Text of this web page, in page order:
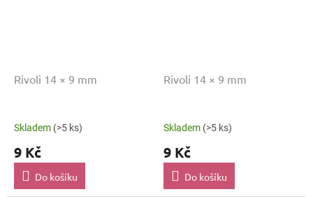
Rivoli 14 × 9 mm
Skladem (>5 ks)
9 Kč
Do košíku
Rivoli 14 × 9 mm
Skladem (>5 ks)
9 Kč
Do košíku